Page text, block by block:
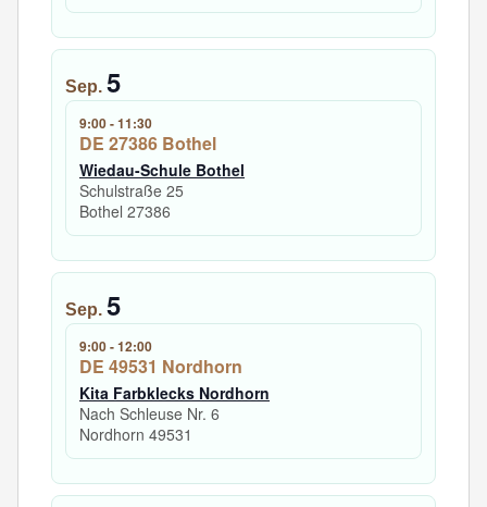
Sep. 5
9:00-11:30
DE 27386 Bothel
Wiedau-Schule Bothel
Schulstraße 25
Bothel 27386
Sep. 5
9:00-12:00
DE 49531 Nordhorn
Kita Farbklecks Nordhorn
Nach Schleuse Nr. 6
Nordhorn 49531